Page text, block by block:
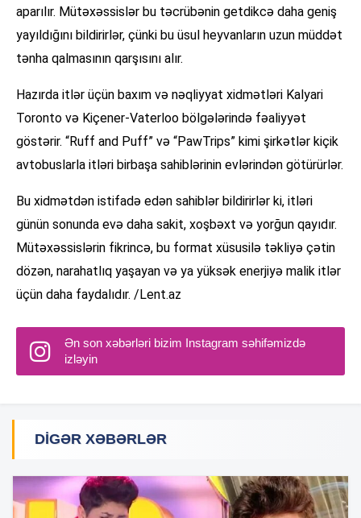
aparılır. Mütəxəssislər bu təcrübənin getdikcə daha geniş
yayıldığını bildirirlər, çünki bu üsul heyvanların uzun müddət
tənha qalmasının qarşısını alır.
Hazırda itlər üçün baxım və nəqliyyat xidmətləri Kalyari
Toronto və Kiçener-Vaterloo bölgələrində fəaliyyət
göstərir. “Ruff and Puff” və “PawTrips” kimi şirkətlər kiçik
avtobuslarla itləri birbaşa sahiblərinin evlərindən götürürlər.
Bu xidmətdən istifadə edən sahiblər bildirirlər ki, itləri
günün sonunda evə daha sakit, xoşbəxt və yorğun qayıdır.
Mütəxəssislərin fikrincə, bu format xüsusilə təkliyə çətin
dözən, narahatlıq yaşayan və ya yüksək enerjiyə malik itlər
üçün daha faydalıdır. /Lent.az
Ən son xəbərləri bizim Instagram səhifəmizdə
izləyin
DIGƏR XƏBƏRLƏR